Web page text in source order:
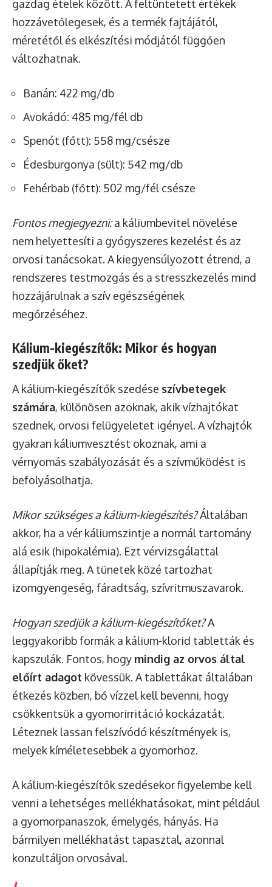
gazdag ételek között. A feltüntetett értékek
hozzávetőlegesek, és a termék fajtájától,
méretétől és elkészítési módjától függően
változhatnak.
Banán: 422 mg/db
Avokádó: 485 mg/fél db
Spenót (főtt): 558 mg/csésze
Édesburgonya (sült): 542 mg/db
Fehérbab (főtt): 502 mg/fél csésze
Fontos megjegyezni:a káliumbevitel növelése
nem helyettesíti a gyógyszeres kezelést és az
orvosi tanácsokat. A kiegyensúlyozott étrend, a
rendszeres testmozgás és a stresszkezelés mind
hozzájárulnak a szív egészségének
megőrzéséhez.
Kálium-kiegészítők: Mikor és hogyan
szedjük őket?
A kálium-kiegészítők szedése szívbetegek
számára, különösen azoknak, akik vízhajtókat
szednek, orvosi felügyeletet igényel. A vízhajtók
gyakran káliumvesztést okoznak, ami a
vérnyomás szabályozását és a szívműködést is
befolyásolhatja.
Mikor szükséges a kálium-kiegészítés?Általában
akkor, ha a vér káliumszintje a normál tartomány
alá esik (hipokalémia). Ezt vérvizsgálattal
állapítják meg. A tünetek közé tartozhat
izomgyengeség, fáradtság, szívritmuszavarok.
Hogyan szedjük a kálium-kiegészítőket?A
leggyakoribb formák a kálium-klorid tabletták és
kapszulák. Fontos, hogy mindig az orvos által
előírt adagot kövessük. A tablettákat általában
étkezés közben, bő vízzel kell bevenni, hogy
csökkentsük a gyomorirritáció kockázatát.
Léteznek lassan felszívódó készítmények is,
melyek kíméletesebbek a gyomorhoz.
A kálium-kiegészítők szedésekor figyelembe kell
venni a lehetséges mellékhatásokat, mint például
a gyomorpanaszok, émelygés, hányás. Ha
bármilyen mellékhatást tapasztal, azonnal
konzultáljon orvosával.